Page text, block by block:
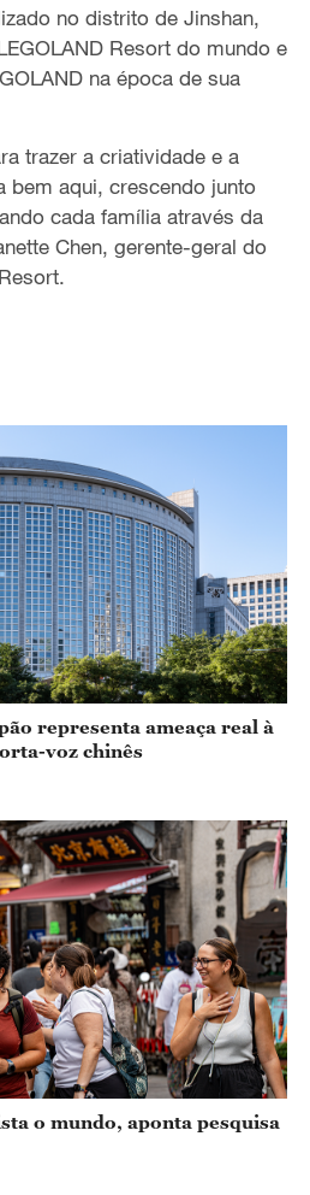
no distrito de Jinshan,
Resort do mundo e
na época de sua
trazer a criatividade e a
bem aqui, crescendo junto
cada família através da
Chen, gerente-geral do
representa ameaça real à
voz chinês
o mundo, aponta pesquisa